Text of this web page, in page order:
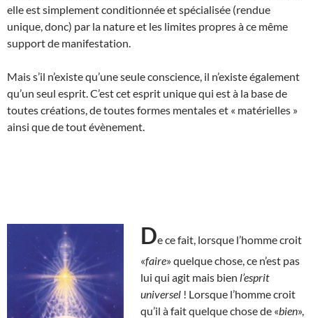
elle est simplement conditionnée et spécialisée (rendue
unique, donc) par la nature et les limites propres à ce même
support de manifestation.
Mais s’il n’existe qu’une seule conscience, il n’existe également
qu’un seul esprit. C’est cet esprit unique qui est à la base de
toutes créations, de toutes formes mentales et « matérielles »
ainsi que de tout évènement.
De ce fait, lorsque l’homme croit
«faire» quelque chose, ce n’est pas
lui qui agit mais bien l’esprit
universel ! Lorsque l’homme croit
qu’il à fait quelque chose de «bien»,